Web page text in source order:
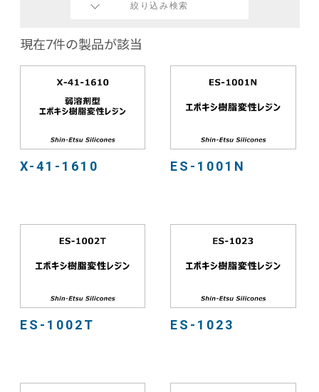
絞り込み検索
現在7件の製品が該当
X-41-1610 ES-1001N
ES-1002T ES-1023